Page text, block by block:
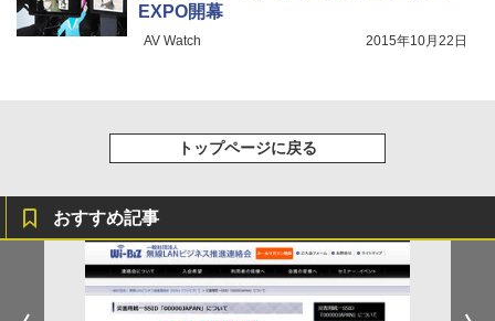
EXPO開幕
AV Watch 2015年10月22日
トップページに戻る
おすすめ記事